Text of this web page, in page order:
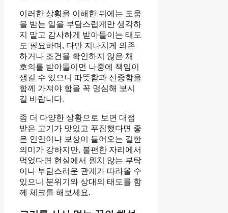
이러한 상황을 이해한 뒤에는 도움
을 받는 일을 부담스럽게만 생각하
지 말고 감사하게 받아들이는 태도
도 필요하며, 다만 지나치게 의존
하거나 조건을 확인하지 않은 채
호의를 받아들이면 나중에 책임이
생길 수 있으니 따뜻함과 신중함을
함께 가져야 함을 꼭 명심해 보시
길 바랍니다.
좀 더 다양한 상황으로 보면 대접
받은 고기가 맛있고 푸짐했다면 좋
은 인연이나 보상이 들어오는 길한
의미가 강하지만, 불편한 자리에서
먹었다면 현실에서 원치 않는 부탁
이나 부담스러운 관계가 따라올 수
있으니 분위기와 상대의 태도를 함
께 체크를 해보세요.